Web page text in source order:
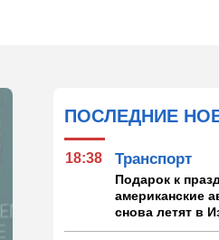
ПОСЛЕДНИЕ
18:38 Транспорт
Подарок к
американские
снова летят в